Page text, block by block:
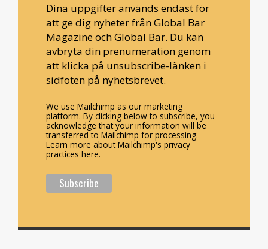
Dina uppgifter används endast för
att ge dig nyheter från Global Bar
Magazine och Global Bar. Du kan
avbryta din prenumeration genom
att klicka på unsubscribe-länken i
sidfoten på nyhetsbrevet.
We use Mailchimp as our marketing
platform. By clicking below to subscribe, you
acknowledge that your information will be
transferred to Mailchimp for processing.
Learn more about Mailchimp's privacy
practices here.